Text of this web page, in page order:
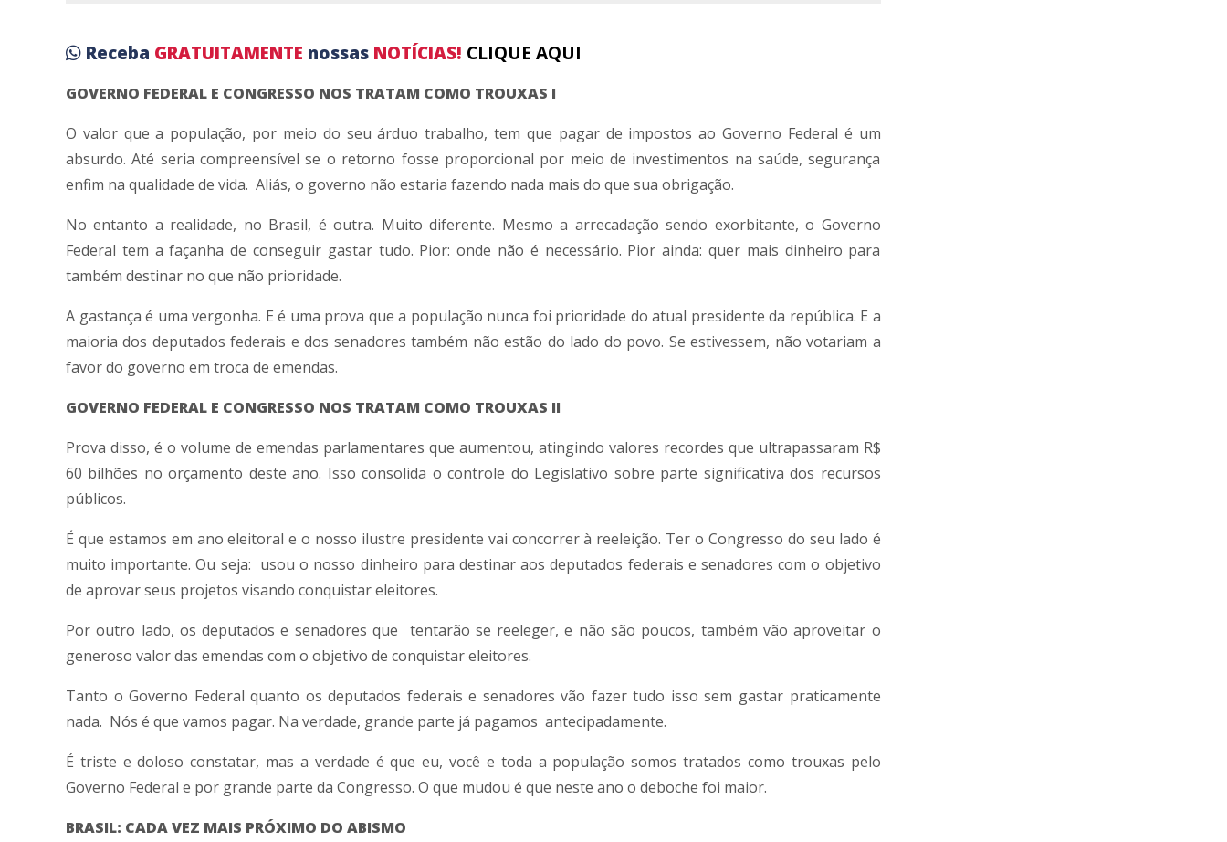
Receba GRATUITAMENTE nossas NOTÍCIAS! CLIQUE AQUI
GOVERNO FEDERAL E CONGRESSO NOS TRATAM COMO TROUXAS I
O valor que a população, por meio do seu árduo trabalho, tem que pagar de impostos ao Governo Federal é um
absurdo. Até seria compreensível se o retorno fosse proporcional por meio de investimentos na saúde, segurança
enfim na qualidade de vida. Aliás, o governo não estaria fazendo nada mais do que sua obrigação.
No entanto a realidade, no Brasil, é outra. Muito diferente. Mesmo a arrecadação sendo exorbitante, o Governo
Federal tem a façanha de conseguir gastar tudo. Pior: onde não é necessário. Pior ainda: quer mais dinheiro para
também destinar no que não prioridade.
A gastança é uma vergonha. E é uma prova que a população nunca foi prioridade do atual presidente da república. E a
maioria dos deputados federais e dos senadores também não estão do lado do povo. Se estivessem, não votariam a
favor do governo em troca de emendas.
GOVERNO FEDERAL E CONGRESSO NOS TRATAM COMO TROUXAS II
Prova disso, é o volume de emendas parlamentares que aumentou, atingindo valores recordes que ultrapassaram R$
60 bilhões no orçamento deste ano. Isso consolida o controle do Legislativo sobre parte significativa dos recursos
públicos.
É que estamos em ano eleitoral e o nosso ilustre presidente vai concorrer à reeleição. Ter o Congresso do seu lado é
muito importante. Ou seja: usou o nosso dinheiro para destinar aos deputados federais e senadores com o objetivo
de aprovar seus projetos visando conquistar eleitores.
Por outro lado, os deputados e senadores que tentarão se reeleger, e não são poucos, também vão aproveitar o
generoso valor das emendas com o objetivo de conquistar eleitores.
Tanto o Governo Federal quanto os deputados federais e senadores vão fazer tudo isso sem gastar praticamente
nada. Nós é que vamos pagar. Na verdade, grande parte já pagamos antecipadamente.
É triste e doloso constatar, mas a verdade é que eu, você e toda a população somos tratados como trouxas pelo
Governo Federal e por grande parte da Congresso. O que mudou é que neste ano o deboche foi maior.
BRASIL: CADA VEZ MAIS PRÓXIMO DO ABISMO